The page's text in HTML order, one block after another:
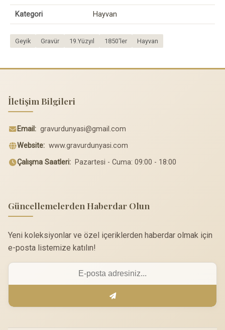
Kategori Hayvan
Geyik Gravür 19.Yüzyıl 1850'ler Hayvan
İletişim Bilgileri
Email: gravurdunyasi@gmail.com
Website: www.gravurdunyasi.com
Çalışma Saatleri: Pazartesi - Cuma: 09:00 - 18:00
Güncellemelerden Haberdar Olun
Yeni koleksiyonlar ve özel içeriklerden haberdar olmak için
e-posta listemize katılın!